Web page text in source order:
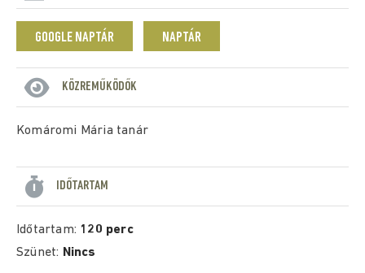
GOOGLE NAPTÁR NAPTÁR
KÖZREMŰKÖDŐK
Komáromi Mária tanár
IDŐTARTAM
Időtartam: 120 perc
Szünet: Nincs